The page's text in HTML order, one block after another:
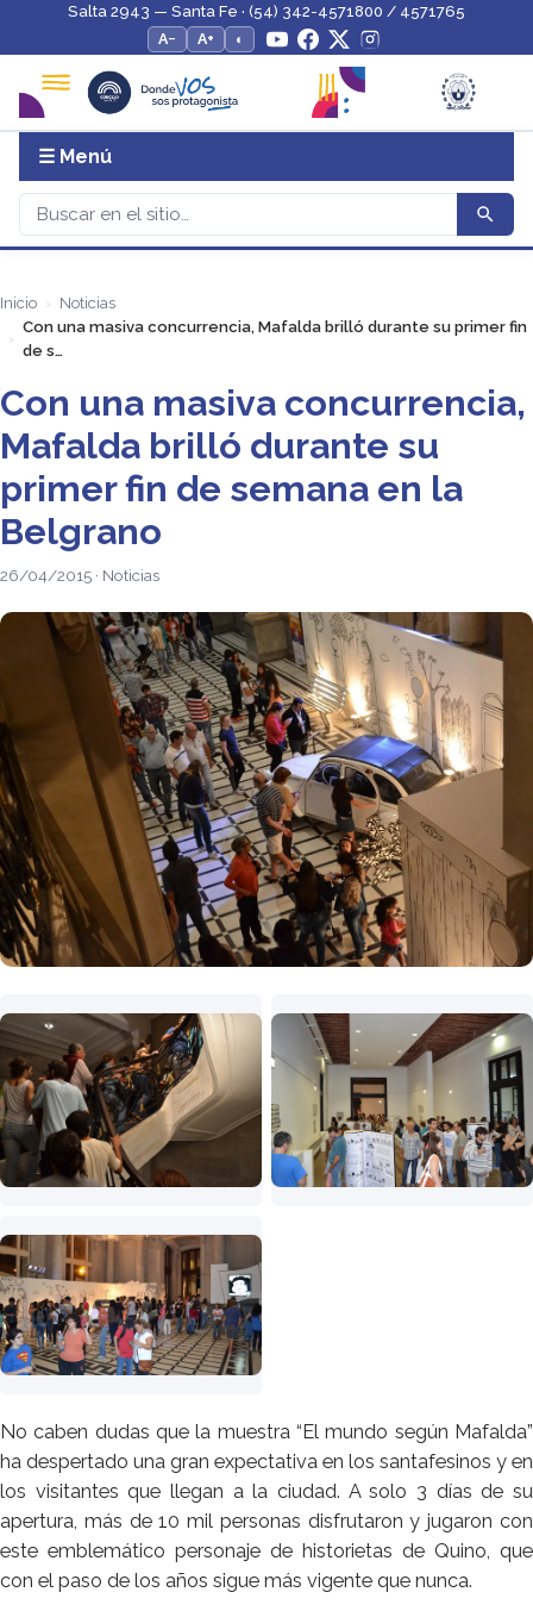
Salta 2943 — Santa Fe · (54) 342-4571800 / 4571765
A−
A+ ◐
☰ Menú
Inicio
Noticias
Con una masiva concurrencia, Mafalda brilló durante su primer fin
de s…
Con una masiva concurrencia,
Mafalda brilló durante su
primer fin de semana en la
Belgrano
26/04/2015 · Noticias
No caben dudas que la muestra “El mundo según Mafalda”
ha despertado una gran expectativa en los santafesinos y en
los visitantes que llegan a la ciudad. A solo 3 días de su
apertura, más de 10 mil personas disfrutaron y jugaron con
este emblemático personaje de historietas de Quino, que
con el paso de los años sigue más vigente que nunca.